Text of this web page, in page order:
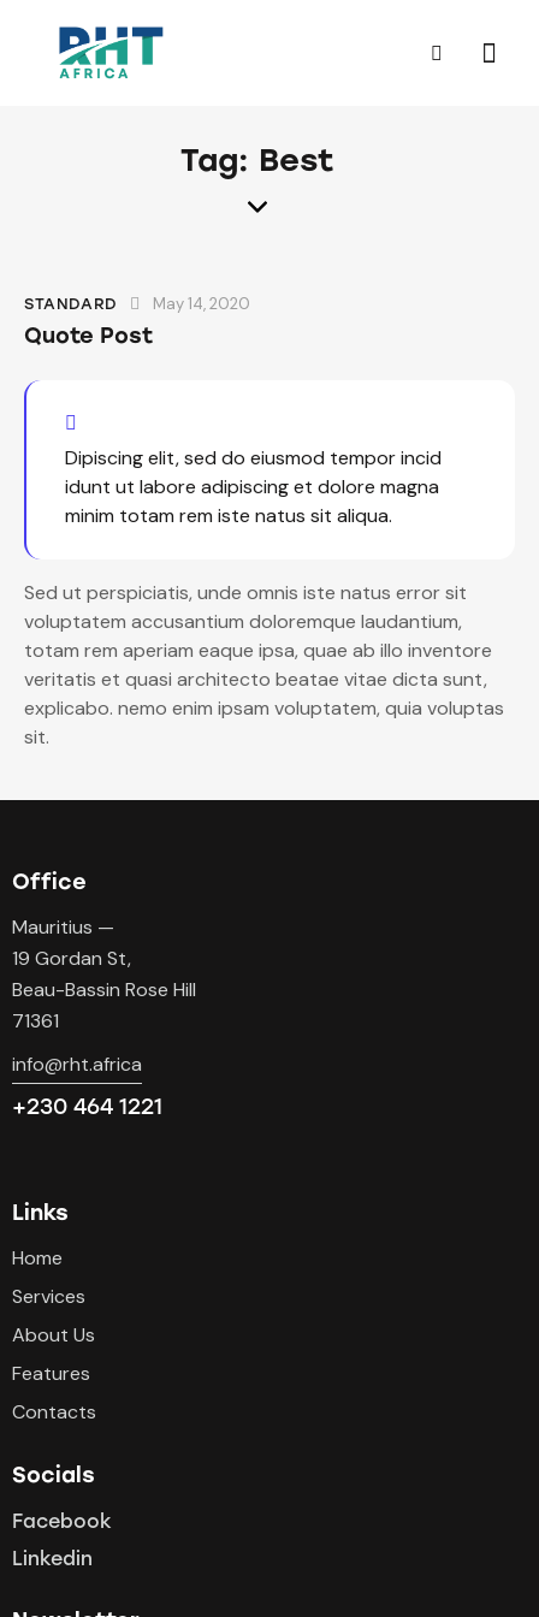
Tag: Best
STANDARD May 14, 2020
Quote Post
Dipiscing elit, sed do eiusmod tempor incid
idunt ut labore adipiscing et dolore magna
minim totam rem iste natus sit aliqua.
Sed ut perspiciatis, unde omnis iste natus error sit
voluptatem accusantium doloremque laudantium,
totam rem aperiam eaque ipsa, quae ab illo inventore
veritatis et quasi architecto beatae vitae dicta sunt,
explicabo. nemo enim ipsam voluptatem, quia voluptas
sit.
Office
Mauritius —
19 Gordan St,
Beau-Bassin Rose Hill
71361
info@rht.africa
+230 464 1221
Links
Home
Services
About Us
Features
Contacts
Socials
Facebook
Linkedin